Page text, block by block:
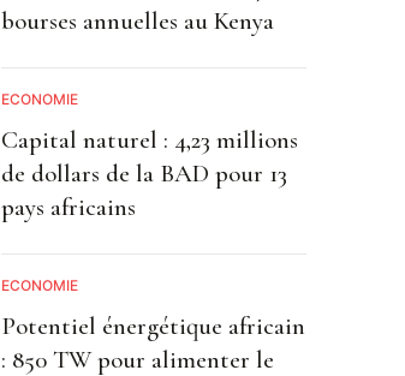
bourses annuelles au Kenya
ECONOMIE
Capital naturel : 4,23 millions
de dollars de la BAD pour 13
pays africains
ECONOMIE
Potentiel énergétique africain
: 850 TW pour alimenter le